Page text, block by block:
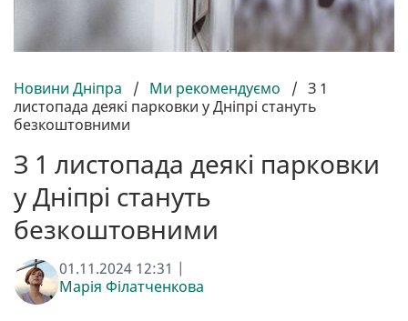
Новини Дніпра / Ми рекомендуємо / З 1
листопада деякі парковки у Дніпрі стануть
безкоштовними
З 1 листопада деякі парковки
у Дніпрі стануть
безкоштовними
01.11.2024 12:31 |
Марія Філатченкова